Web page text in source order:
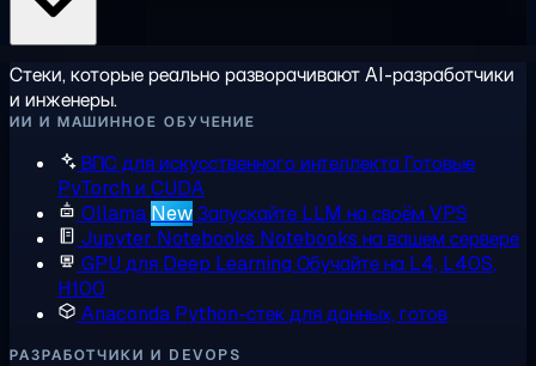
Стеки, которые реально разворачивают AI-разработчики
и инженеры.
ИИ И МАШИННОЕ ОБУЧЕНИЕ
ВПС для искусственного интеллектаГотовые
PyTorch и CUDA
Ollama NewЗапускайте LLM на своём VPS
Jupyter Notebooks Notebooks на вашем сервере
GPU для Deep Learning Обучайте на L4, L40S,
H100
Anaconda Python-стек для данных, готов
РАЗРАБОТЧИКИ И DEVOPS